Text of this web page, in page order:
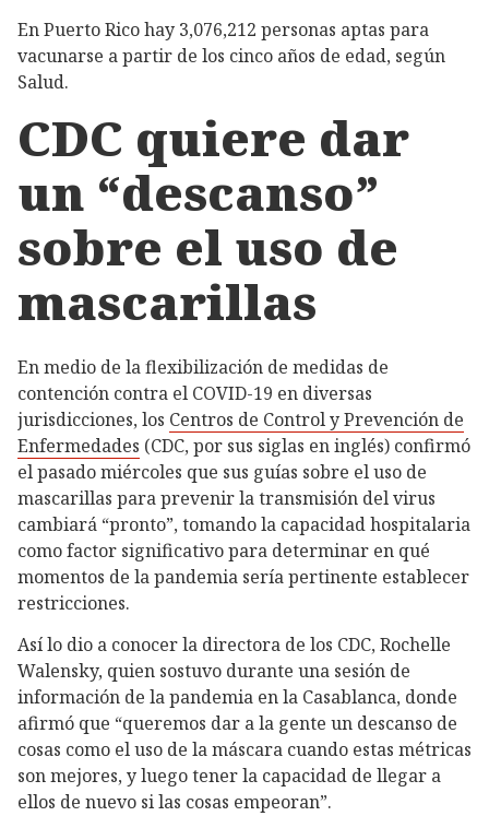
En Puerto Rico hay 3,076,212 personas aptas para
vacunarse a partir de los cinco años de edad, según
Salud.
CDC quiere dar
un “descanso”
sobre el uso de
mascarillas
En medio de la flexibilización de medidas de
contención contra el COVID-19 en diversas
jurisdicciones, los Centros de Control y Prevención de
Enfermedades (CDC, por sus siglas en inglés) confirmó
el pasado miércoles que sus guías sobre el uso de
mascarillas para prevenir la transmisión del virus
cambiará “pronto”, tomando la capacidad hospitalaria
como factor significativo para determinar en qué
momentos de la pandemia sería pertinente establecer
restricciones.
Así lo dio a conocer la directora de los CDC, Rochelle
Walensky, quien sostuvo durante una sesión de
información de la pandemia en la Casablanca, donde
afirmó que “queremos dar a la gente un descanso de
cosas como el uso de la máscara cuando estas métricas
son mejores, y luego tener la capacidad de llegar a
ellos de nuevo si las cosas empeoran”.